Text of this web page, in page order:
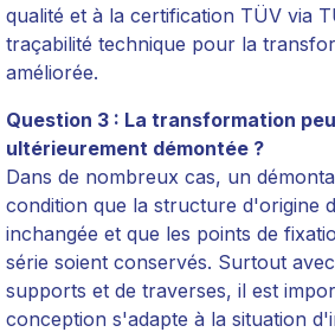
qualité et à la certification TÜV via
traçabilité technique pour la
améliorée.
Question 3 : La transformation
ultérieurement démontée ?
Dans de nombreux cas, un
condition que la structure d'origine
inchangée et que les points de
série soient conservés. Surtout
supports et de traverses, il est
conception s'adapte à la situation